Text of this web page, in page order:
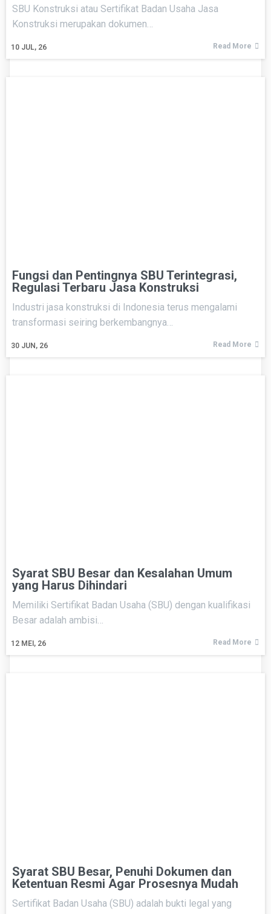
10 JUL, 26
SBU Konstruksi atau Sertifikat Badan Usaha Jasa
Konstruksi merupakan dokumen…
Read More
Fungsi dan Pentingnya SBU Terintegrasi,
Regulasi Terbaru Jasa Konstruksi
30 JUN, 26
Industri jasa konstruksi di Indonesia terus mengalami
transformasi seiring berkembangnya…
Read More
Syarat SBU Besar dan Kesalahan Umum
yang Harus Dihindari
12 MEI, 26
Memiliki Sertifikat Badan Usaha (SBU) dengan kualifikasi
Besar adalah ambisi…
Read More
Syarat SBU Besar, Penuhi Dokumen dan
Ketentuan Resmi Agar Prosesnya Mudah
Sertifikat Badan Usaha (SBU) adalah bukti legal yang